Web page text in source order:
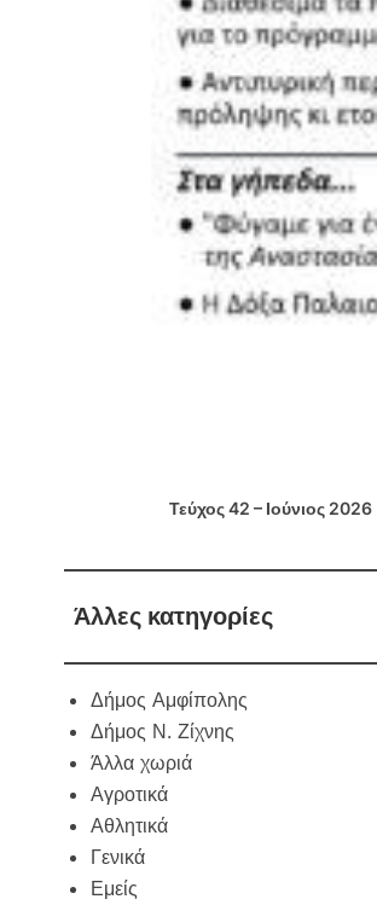
Τεύχος 42 – Ιούνιος 2026
Άλλες κατηγορίες
Δήμος Αμφίπολης
Δήμος Ν. Ζίχνης
Άλλα χωριά
Αγροτικά
Αθλητικά
Γενικά
Εμείς